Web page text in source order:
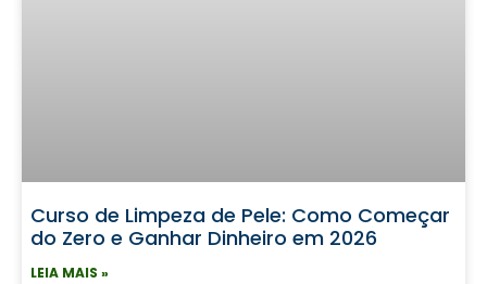
Curso de Limpeza de Pele: Como Começar
do Zero e Ganhar Dinheiro em 2026
LEIA MAIS »